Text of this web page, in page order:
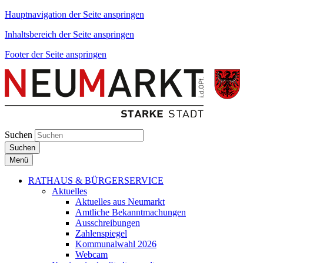
Hauptnavigation der Seite anspringen
Inhaltsbereich der Seite anspringen
Footer der Seite anspringen
Suchen
Suchen
Menü
RATHAUS & BÜRGERSERVICE
Aktuelles
Aktuelles aus Neumarkt
Amtliche Bekanntmachungen
Ausschreibungen
Zahlenspiegel
Kommunalwahl 2026
Webcam